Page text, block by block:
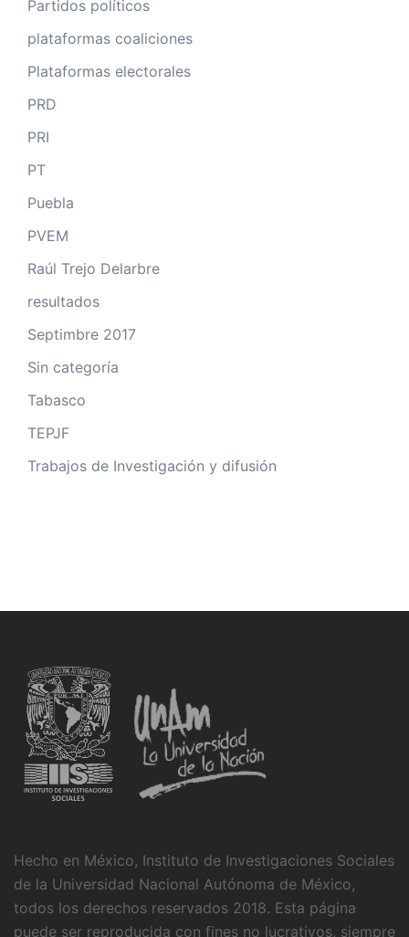
Partidos políticos
plataformas coaliciones
Plataformas electorales
PRD
PRI
PT
Puebla
PVEM
Raúl Trejo Delarbre
resultados
Septimbre 2017
Sin categoría
Tabasco
TEPJF
Trabajos de Investigación y difusión
Hecho en México, Instituto de Investigaciones Sociales
de la Universidad Nacional Autónoma de México,
todos los derechos reservados 2018. Esta página
puede ser reproducida con fines no lucrativos, siempre